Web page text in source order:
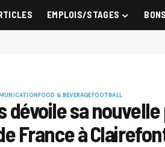
EMPLOIS/STAGES
FOOD & BEVERAGEFOOTBALL
dévoile sa
France à